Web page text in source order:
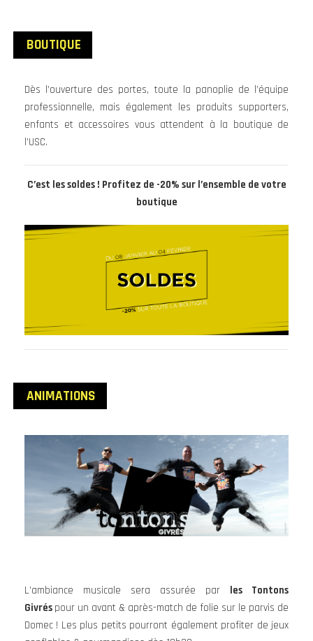
BOUTIQUE
Dès l’ouverture des portes, toute la panoplie de l’équipe
professionnelle, mais également les produits supporters,
enfants et accessoires vous attendent à la boutique de
l’USC.
C’est les soldes ! Profitez de -20% sur l’ensemble de votre
boutique
ANIMATIONS
L’ambiance musicale sera assurée par les Tontons
Givrés pour un avant & après-match de folie sur le parvis de
Domec ! Les plus petits pourront également profiter de jeux